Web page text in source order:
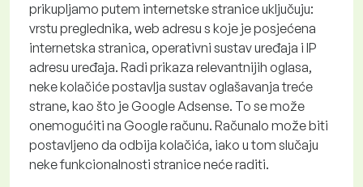
prikupljamo putem internetske stranice uključuju:
vrstu preglednika, web adresu s koje je posjećena
internetska stranica, operativni sustav uređaja i IP
adresu uređaja. Radi prikaza relevantnijih oglasa,
neke kolačiće postavlja sustav oglašavanja treće
strane, kao što je Google Adsense. To se može
onemogućiti na Google računu. Računalo može biti
postavljeno da odbija kolačića, iako u tom slučaju
neke funkcionalnosti stranice neće raditi.